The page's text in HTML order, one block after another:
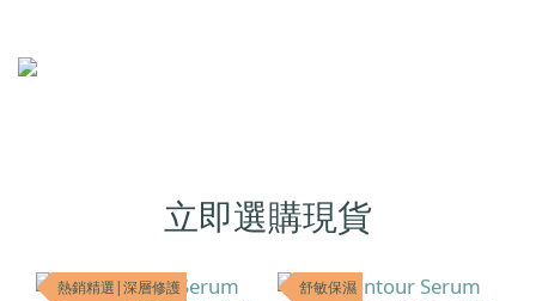
立即選購現貨
熱銷精選|深層修護 舒敏保濕